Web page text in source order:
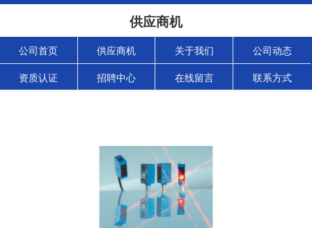
供应商机
公司首页 供应商机 关于我们 公司动态
资质认证 招聘中心 在线留言 联系方式